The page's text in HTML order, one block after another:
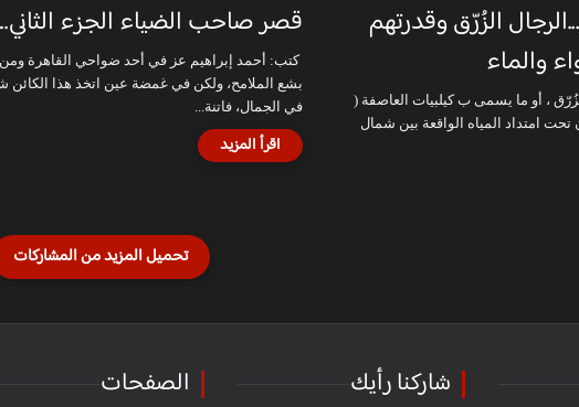
الزُرّق وقدرتهم
والماء
، أو ما يسمى ب كيلبيات العاصفة (
امتداد المياه الواقعة بين شمال
قصر صاحب الضياء الجزء
كتب: أحمد إبراهيم عز في أحد ضواحي القاهرة ومن
بشع الملامح، ولكن في غمضة عين اتخذ هذا الكائن
في الجمال، فاتنة...
شاركنا رأيك الصفحات